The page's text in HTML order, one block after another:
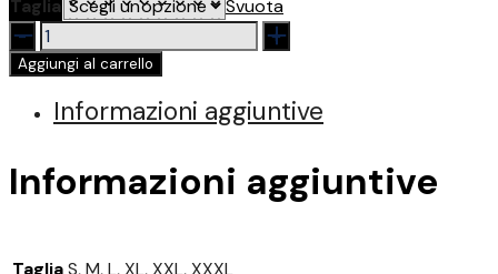
Taglia
Svuota
T-
Shirt
Nomadi
Rossa
Aggiungi al carrello
Informazioni aggiuntive
Informazioni aggiuntive
TagliaS, M, L, XL, XXL, XXXL